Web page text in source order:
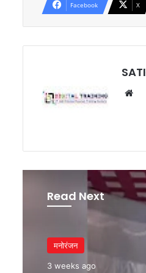
Facebook X
Read Next
मनोरंजन
3 weeks ago